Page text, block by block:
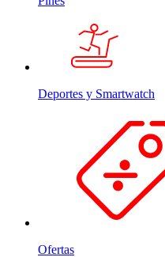
Deportes y Smartwatch
Ofertas